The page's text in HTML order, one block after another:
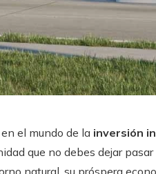
el mundo de la inversión
que no debes dejar
natural, su próspera